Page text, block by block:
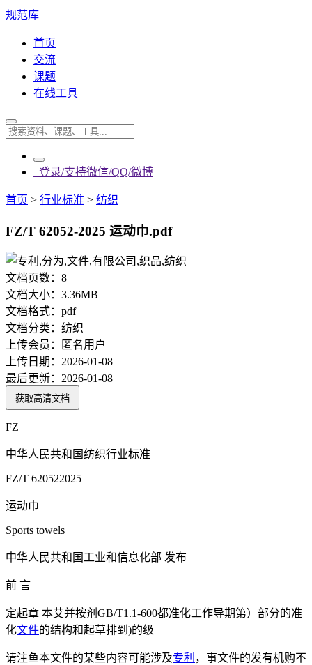
规范库
首页
交流
课题
在线工具
登录/支持微信/QQ/微博
首页 > 行业标准 > 纺织
FZ/T 62052-2025 运动巾.pdf
文档页数： 8
文档大小： 3.36MB
文档格式： pdf
文档分类： 纺织
上传会员：
匿名用户
上传日期： 2026-01-08
最后更新： 2026-01-08
获取高清文档
FZ
中华人民共和国纺织行业标准
FZ/T 620522025
运动巾
Sports towels
中华人民共和国工业和信息化部 发布
前 言
定起章 本艾并按剂GB/T1.1-600都准化工作导期第）部分的准
化文件的结构和起草排到)的级
请注鱼本文件的某些内容可能涉及专利 ，事文件的发有机购不